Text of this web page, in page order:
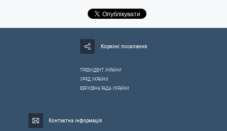
Корисні посилання
ПРЕЗИДЕНТ УКРАЇНИ
УРЯД УКРАЇНИ
ВЕРХОВНА РАДА УКРАЇНИ
Контактна інформація